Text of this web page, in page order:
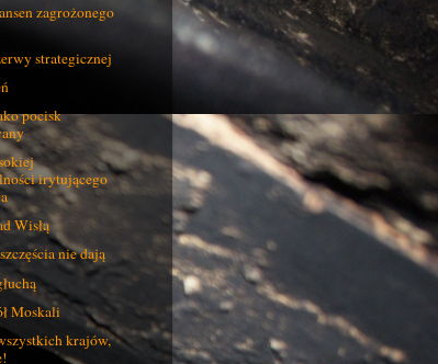
zagrożonego
strategicznej
pocisk
irytującego
Wisłą
nie dają
Moskali
krajów,